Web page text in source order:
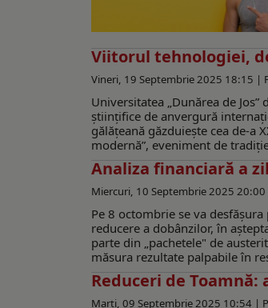
Viitorul tehnologiei,
Vineri, 19 Septembrie 2025 18:15 |
Universitatea „Dunărea de
științifice de anvergură
gălăţeană găzduiește cea de-a
modernă”, eveniment de
Analiza financiară a
Miercuri, 10 Septembrie 2025 20:00
Pe 8 octombrie se va
reducere a dobânzilor, în
parte din „pachetele" de
măsura rezultate palpabile în
Reduceri de
Marți, 09 Septembrie 2025 10:54 |